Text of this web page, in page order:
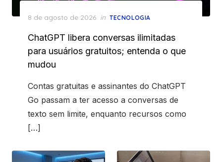
Posted
8 de agosto de 2026 in TECNOLOGIA
ChatGPT libera conversas ilimitadas
para usuários gratuitos; entenda o que
mudou
Contas gratuitas e assinantes do ChatGPT
Go passam a ter acesso a conversas de
texto sem limite, enquanto recursos como
[…]